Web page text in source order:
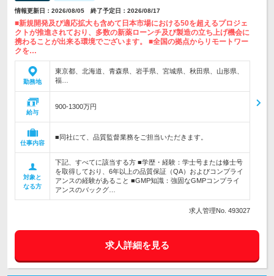
情報更新日：2026/08/05 終了予定日：2026/08/17
■新規開発及び適応拡大も含めて日本市場における50を超えるプロジェ
クトが推進されており、多数の新薬ローンチ及び製造の立ち上げ機会に
携わることが出来る環境でございます。 ■全国の拠点からリモートワー
クを…
勤務地
東京都、北海道、青森県、岩手県、宮城県、秋田県、山形県、
福…
給与
900-1300万円
仕事内容
■同社にて、品質監督業務をご担当いただきます。
対象と
なる方
下記、すべてに該当する方 ■学歴・経験：学士号または修士号
を取得しており、6年以上の品質保証（QA）およびコンプライ
アンスの経験があること ■GMP知識：強固なGMPコンプライ
アンスのバックグ…
求人管理No. 493027
求人詳細を見る